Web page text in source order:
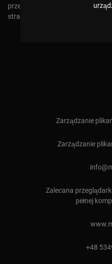
przeznaczenie. Wkrótce
strasznym końcem. Ale czy
Zarządzanie
Zarządzanie
Zalecana
pełnej
+48